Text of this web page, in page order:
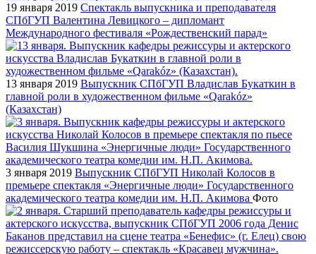
19 января 2019 Спектакль выпускника и преподавателя
СПбГУП Валентина Левицкого – дипломант
Международного фестиваля «Рождественский парад»
13 января 2019 Выпускник СПбГУП Владислав Букаткин в
главной роли в художественном фильме «Qarakóz»
(Казахстан)
3 января 2019 Выпускник СПбГУП Николай Колосов в
премьере спектакля «Энергичные люди» Государственного
академического театра комедии им. Н.П. Акимова Фото